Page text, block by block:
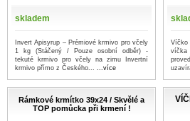
skladem
Invert Apisyrup – Prémiové krmivo pro včely
1 kg (Stáčený / Pouze osobní odběr) -
tekuté krmivo pro včely na zimu Invertní
krmivo přímo z Českého... ...více
Víčko
Rámkové krmítko 39x24 / Skvělé a
TOP pomůcka při krmení !